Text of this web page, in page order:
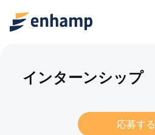
インターンシップ
応募する